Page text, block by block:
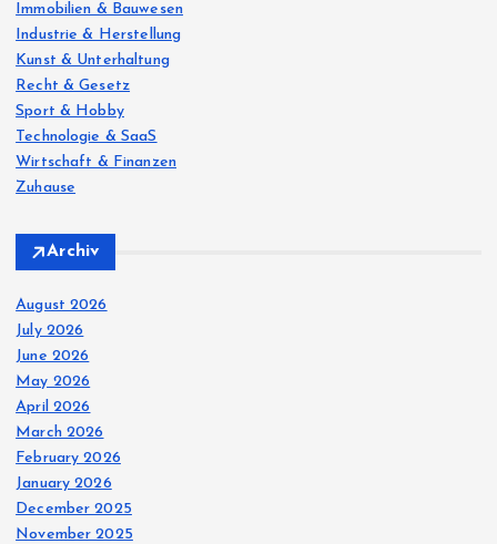
Immobilien & Bauwesen
Industrie & Herstellung
Kunst & Unterhaltung
Recht & Gesetz
Sport & Hobby
Technologie & SaaS
Wirtschaft & Finanzen
Zuhause
Archiv
August 2026
July 2026
June 2026
May 2026
April 2026
March 2026
February 2026
January 2026
December 2025
November 2025